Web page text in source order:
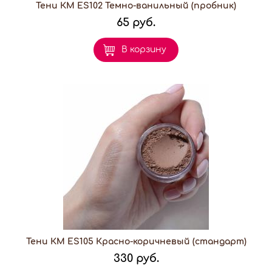
Тени КМ ES102 Темно-ванильный (пробник)
65 руб.
В корзину
Тени КМ ES105 Красно-коричневый (стандарт)
330 руб.